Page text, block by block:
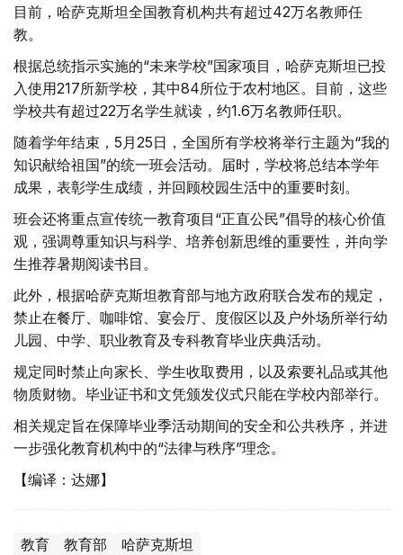
目前，哈萨克斯坦全国教育机构共有超过42万名教师任
教。
根据总统指示实施的“未来学校”国家项目，哈萨克斯坦已投
入使用217所新学校，其中84所位于农村地区。目前，这些
学校共有超过22万名学生就读，约1.6万名教师任职。
随着学年结束，5月25日，全国所有学校将举行主题为“我的
知识献给祖国”的统一班会活动。届时，学校将总结本学年
成果，表彰学生成绩，并回顾校园生活中的重要时刻。
班会还将重点宣传统一教育项目“正直公民”倡导的核心价值
观，强调尊重知识与科学、培养创新思维的重要性，并向学
生推荐暑期阅读书目。
此外，根据哈萨克斯坦教育部与地方政府联合发布的规定，
禁止在餐厅、咖啡馆、宴会厅、度假区以及户外场所举行幼
儿园、中学、职业教育及专科教育毕业庆典活动。
规定同时禁止向家长、学生收取费用，以及索要礼品或其他
物质财物。毕业证书和文凭颁发仪式只能在学校内部举行。
相关规定旨在保障毕业季活动期间的安全和公共秩序，并进
一步强化教育机构中的“法律与秩序”理念。
【编译：达娜】
教育 教育部 哈萨克斯坦